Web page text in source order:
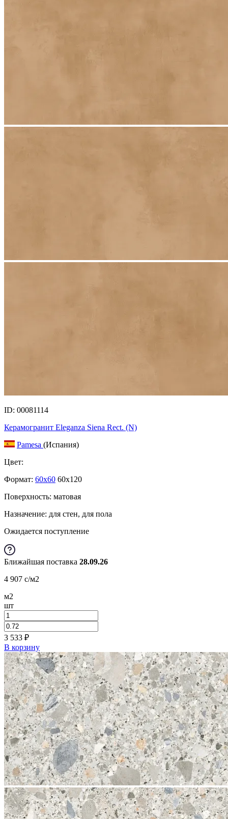
ID: 00081114
Керамогранит Eleganza Siena Rect. (N)
Pamesa (Испания)
Цвет:
Формат: 60x60 60x120
Поверхность: матовая
Назначение: для стен, для пола
Ожидается поступление
Ближайшая поставка 28.09.26
4 907 c/м2
м2
шт
3 533 ₽
В корзину